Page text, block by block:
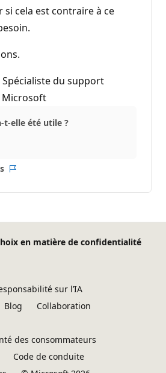
si cela est contraire à ce
Spécialiste du support
t-elle été utile ?
Rapport
en matière de confidentialité
sur l’IA
Blog
Collaboration
des consommateurs
Code de conduite